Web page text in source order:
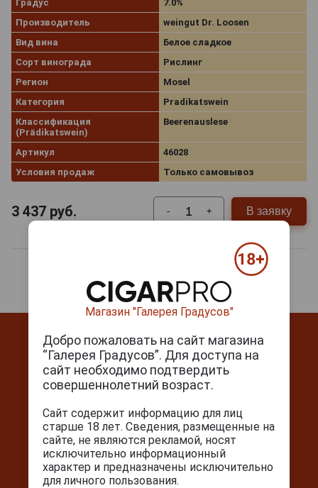
Градус
7.0%
Производитель
weingut Dr. Loosen
Вид вина
Белое сладкое
Сорт винограда
Рислинг
Регион
Mosel
Категория
Pradikatswein
Классификация
(Prädikatswein)
Beerenauslese
Артикул
46028
Условия продаж
Только самовывоз
3 437 руб. - + В заявку
г. Москва, Серпуховский вал, д. 5
Ежедневно с 10:00 до 22:00
+7(495) 644-59-95
Магазин "Галерея Градусов"
Добро пожаловать на сайт магазина
“Галерея Градусов”. Для доступа на
сайт необходимо подтвердить
совершеннолетний возраст.
Сайт содержит информацию для лиц
старше 18 лет. Сведения, размещенные на
сайте, не являются рекламой, носят
исключительно информационный
характер и предназначены исключительно
для личного пользования.